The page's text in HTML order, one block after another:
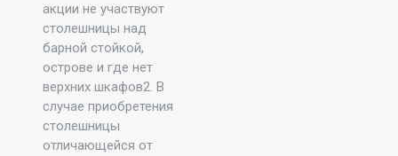
акции не участвуют
столешницы над
барной стойкой,
острове и где нет
верхних шкафов2. В
случае приобретения
столешницы
отличающейся от